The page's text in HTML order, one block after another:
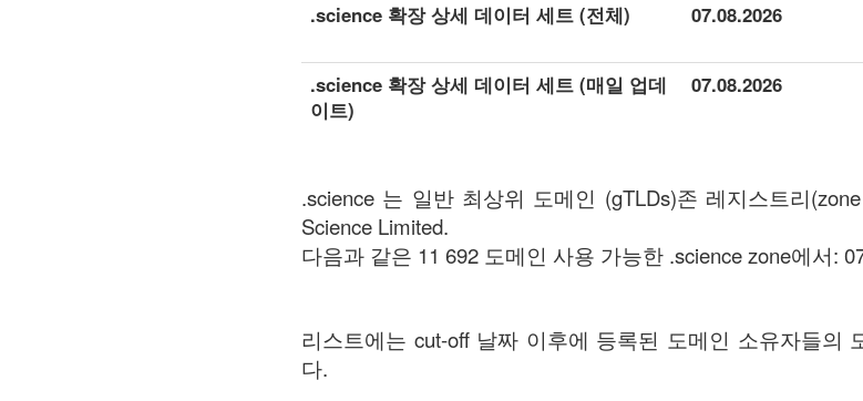
.science 확장 상세 데이터 세트 (전체) 07.08.2026
.science 확장 상세 데이터 세트 (매일 업데
이트)
07.08.2026
.science 는 일반 최상위 도메인 (gTLDs)존 레지스트리
Science Limited.
다음과 같은 11 692 도메인 사용 가능한 .science zone에서:
리스트에는 cut-off 날짜 이후에 등록된 도메인 소유자들의
다.